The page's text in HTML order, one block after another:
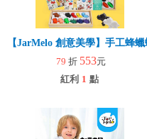
【JarMelo 創意美學】手工蜂
79 折 553元
紅利 1 點